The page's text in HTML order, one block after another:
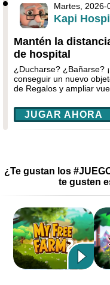
Martes, 2026-
Kapi
Mantén la
de hospital
¿Ducharse? ¿Bañarse?
conseguir un nuevo
de Regalos y ampliar
JUGAR AHORA
¿Te gustan los
te gusten